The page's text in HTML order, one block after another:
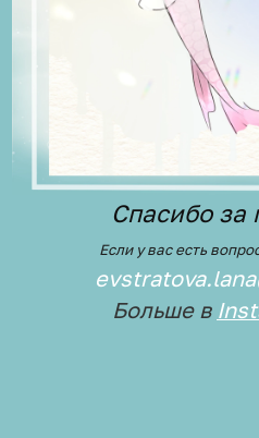
Спасибо за
Если у вас есть
Больше в